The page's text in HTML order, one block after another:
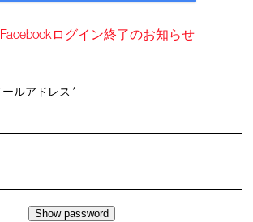
Facebookログイン終了のお知らせ
ールアドレス*必